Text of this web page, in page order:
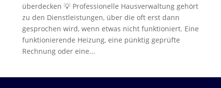
überdecken 💡 Professionelle Hausverwaltung gehört
zu den Dienstleistungen, über die oft erst dann
gesprochen wird, wenn etwas nicht funktioniert. Eine
funktionierende Heizung, eine pünktig geprüfte
Rechnung oder eine...